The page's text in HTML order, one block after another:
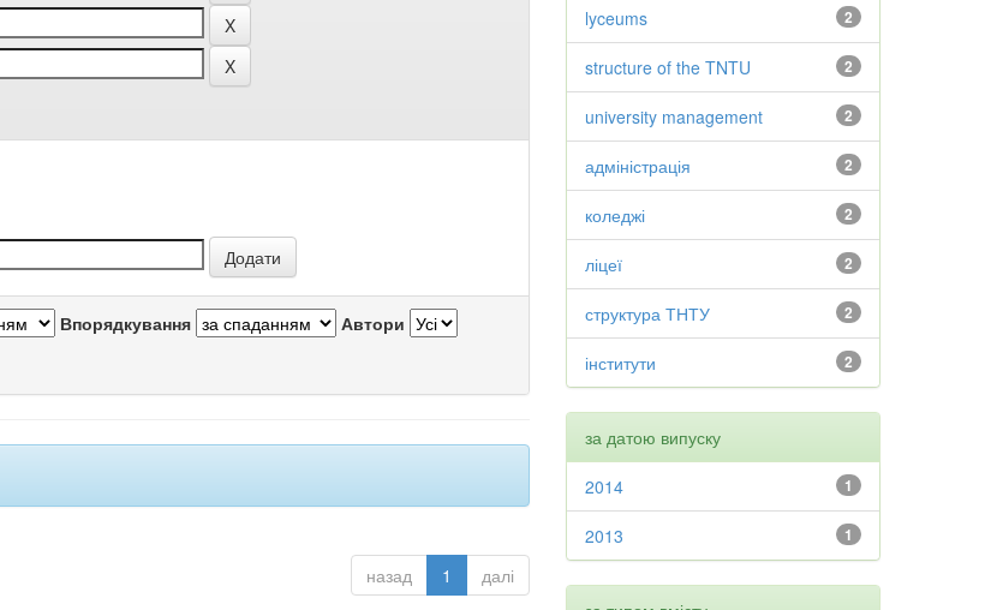
Впорядкування Автори
назад 1 далі
2
lyceums
2
structure of the TNTU
2
university management
2
адміністрація
2
коледжі
2
ліцеї
2
структура ТНТУ
2
інститути
за датою випуску
1
2014
1
2013